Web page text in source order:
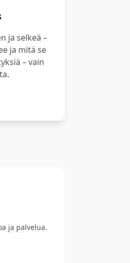
ja selkeä –
ja mitä se
– vain
ja palvelua.